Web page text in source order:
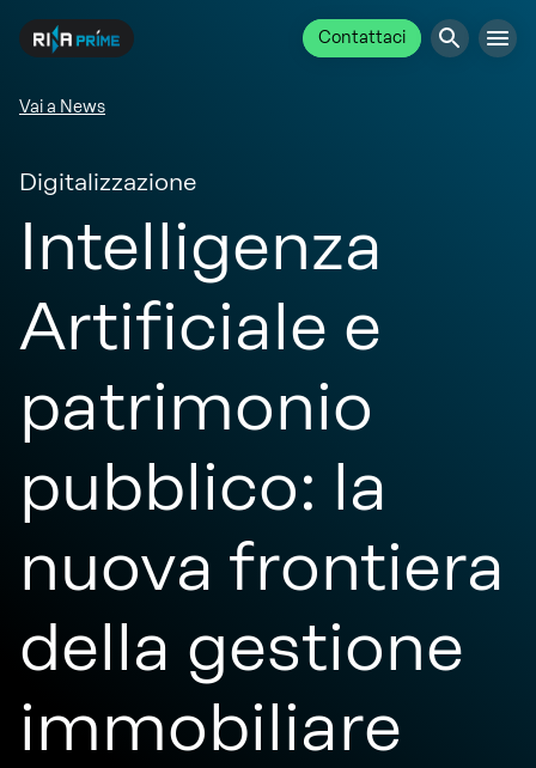
Contattaci
Vai a News
Digitalizzazione
Intelligenza
Artificiale e
patrimonio
pubblico: la
nuova frontiera
della gestione
immobiliare